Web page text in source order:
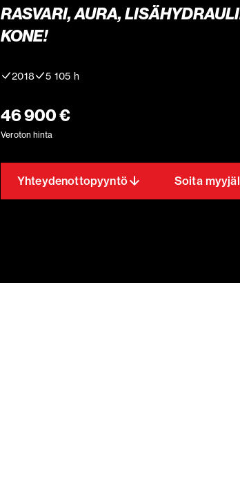
RASVARI, AURA,
KONE!
2018 5 105 h
46 900 €
Veroton hinta
Yhteydenottopyyntö Soita